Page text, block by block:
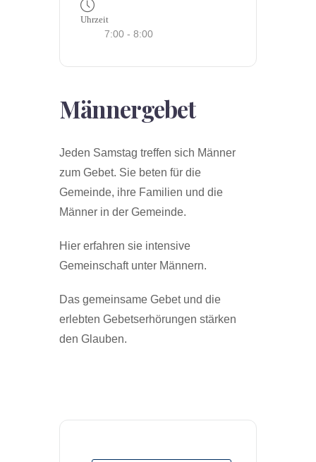
Uhrzeit
7:00 - 8:00
Männergebet
Jeden Samstag treffen sich Männer
zum Gebet. Sie beten für die
Gemeinde, ihre Familien und die
Männer in der Gemeinde.
Hier erfahren sie intensive
Gemeinschaft unter Männern.
Das gemeinsame Gebet und die
erlebten Gebetserhörungen stärken
den Glauben.